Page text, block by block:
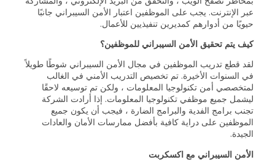
عبر الإنترنت. يجب على الموظفين اعتبار الأمن السيبراني جانبًا
حيويًا من أدوارهم كمديرين تنفيذيين للأعمال.
كيف يتم تحقيق الأمن السيبراني للموظفين؟
لقد قطع تدريب الموظفين في مجال الأمن السيبراني شوطًا طويلاً
في السنوات الأخيرة. تم تخصيص التدريب الأمني في الغالب
لمتخصصي أمن تكنولوجيا المعلومات ، ولكن تم توسيعه لاحقًا
ليشمل جميع موظفي تكنولوجيا المعلومات. إذا أرادت الشركة
تجنب برامج الفدية والبرامج الضارة ، فيجب أن يكون جميع
الموظفين على دراية كافية بأفضل ممارسات الأمان والعادات
الجيدة.
الأمن السيبراني مع اكسكربت